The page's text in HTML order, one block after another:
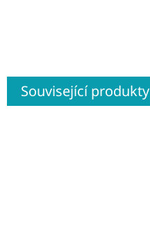
Související produkty